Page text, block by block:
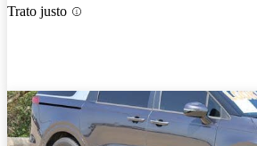
Trato justo